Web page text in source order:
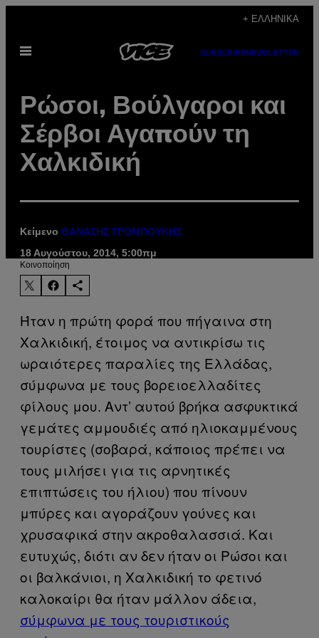
περιεχόμενο
+ ΕΛΛΗΝΙΚΆ
Ανοίξτε
SUBSCRIBENEWSLETTER
Ρώσοι, Βούλγαροι και
Σέρβοι Αγαπούν τη
Χαλκιδική
Κείμενο ΘΑΝΑΣΗΣ ΤΡΟΜΠΟΥΚΗΣ
18 Αυγούστου, 2014, 5:00πμ
Kοινοποίηση
Ήταν η πρώτη φορά που πήγαινα στη
Χαλκιδική, έτοιμος να αντικρίσω τις
ωραιότερες παραλίες της Ελλάδας,
σύμφωνα με τους βορειοελλαδίτες
φίλους μου. Αντ’ αυτού βρήκα ασφυκτικά
γεμάτες αμμουδιές από ηλιοκαμμένους
τουρίστες (σοβαρά, κάποιος πρέπει να
τους μιλήσει για τις αρνητικές
επιπτώσεις του ήλιου) που πίνουν
μπύρες και αγοράζουν γούνες και
χρυσαφικά στην ακροθαλασσιά. Και
ευτυχώς, διότι αν δεν ήταν οι Ρώσοι και
οι βαλκάνιοι, η Χαλκιδική το φετινό
καλοκαίρι θα ήταν μάλλον άδεια,
σύμφωνα με τους τουριστικούς